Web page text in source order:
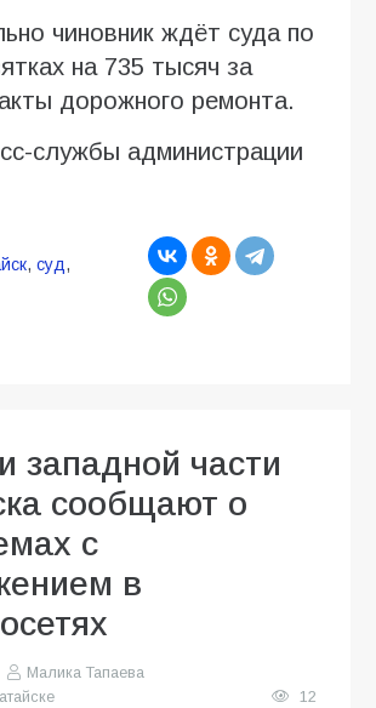
чиновник ждёт суда по
на 735 тысяч за
дорожного ремонта.
службы администрации
, суд,
западной части
сообщают о
с
в
Малика Тапаева
12